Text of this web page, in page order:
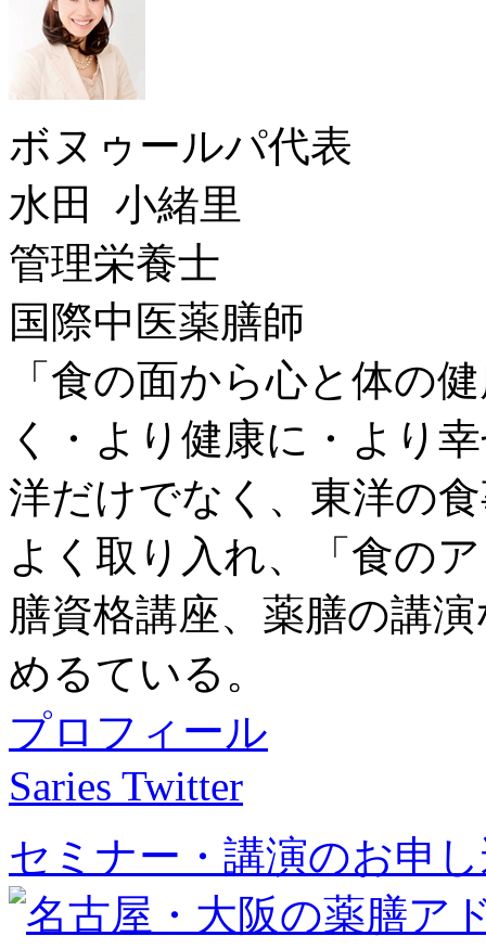
ボヌゥールパ代表
水田 小緒里
管理栄養士
国際中医薬膳師
「食の面から心と体の
く・より健康に・より
洋だけでなく、東洋の
よく取り入れ、「食の
膳資格講座、薬膳の講
めるている。
プロフィール
Saries Twitter
セミナー・講演のお申